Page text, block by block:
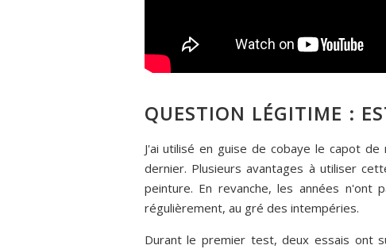
QUESTION LÉGITIME :
J'ai utilisé en guise de cobaye le capot
dernier. Plusieurs avantages à utiliser
peinture. En revanche, les années
régulièrement, au gré des intempéries.
Durant le premier test, deux essais ont